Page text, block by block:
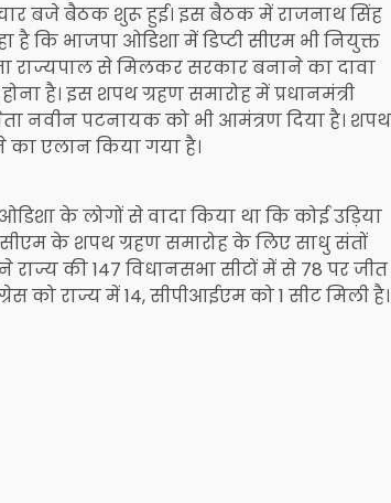
बजे बैठक शुरू हुई। इस बैठक में राजनाथ सिंह
है कि भाजपा ओडिशा में डिप्टी सीएम भी नियुक्त
से मिलकर सरकार बनाने का दावा
है। इस शपथ ग्रहण समारोह में प्रधानमंत्री
नवीन पटनायक को भी आमंत्रण दिया है। शपथ
एलान किया गया है।
के लोगों से वादा किया था कि कोई उड़िया
सीएम के शपथ ग्रहण समारोह के लिए साधु संतों
की 147 विधानसभा सीटों में से 78 पर जीत
को राज्य में 14, सीपीआईएम को 1 सीट मिली है।